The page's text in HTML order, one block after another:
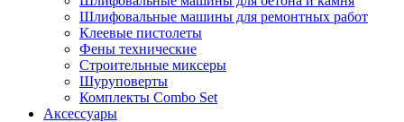
Шлифовальные машины для ремонтных работ
Клеевые пистолеты
Фены технические
Строительные миксеры
Шуруповерты
Комплекты Combo Set
Аксессуары